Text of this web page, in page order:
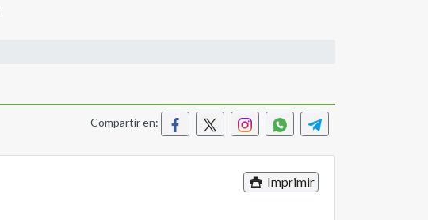
Compartir en:
Imprimir